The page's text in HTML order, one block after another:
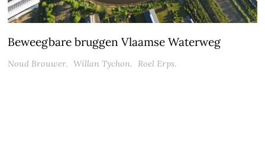
Beweegbare bruggen Vlaamse Waterweg
Noud Brouwer. Willan Tychon. Roel Erps.